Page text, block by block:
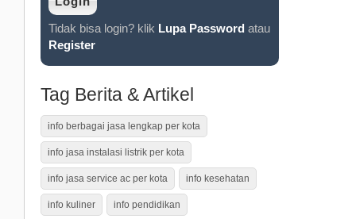
Tidak bisa login? klik Lupa Password atau
Register
Tag Berita & Artikel
info berbagai jasa lengkap per kota
info jasa instalasi listrik per kota
info jasa service ac per kota info kesehatan
info kuliner info pendidikan